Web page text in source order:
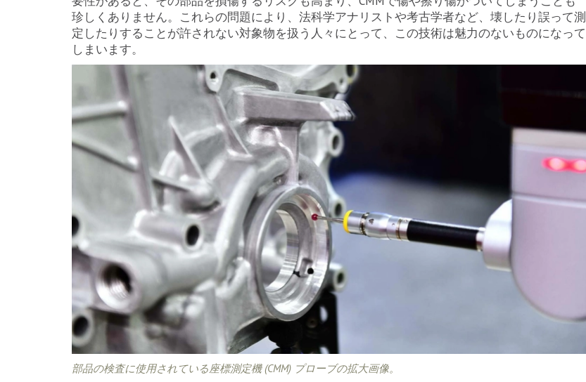
珍しくありません。これらの問題により、法科学アナリストや考古学者など、壊したり誤って測
定したりすることが許されない対象物を扱う人々にとって、この技術は魅力のないものになって
しまいます。
部品の検査に使用されている座標測定機 (CMM) プローブの拡大画像。